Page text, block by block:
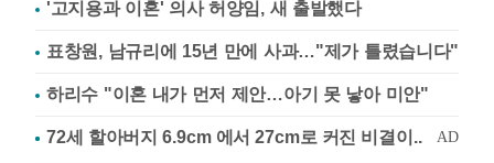
'고지용과 이혼' 의사 허양임, 새 출발했다
표창원, 남규리에 15년 만에 사과…"제가 틀렸습니다"
하리수 "이혼 내가 먼저 제안…아기 못 낳아 미안"